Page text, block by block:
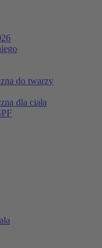
do twarzy
dla ciała